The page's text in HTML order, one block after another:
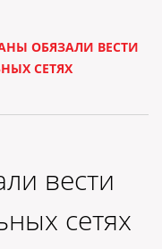
ОБЯЗАЛИ ВЕСТИ
СЕТЯХ
вести
сетях